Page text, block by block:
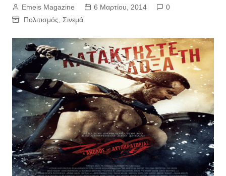
Emeis Magazine 6 Μαρτίου, 2014
0
Πολιτισμός
Σινεμά